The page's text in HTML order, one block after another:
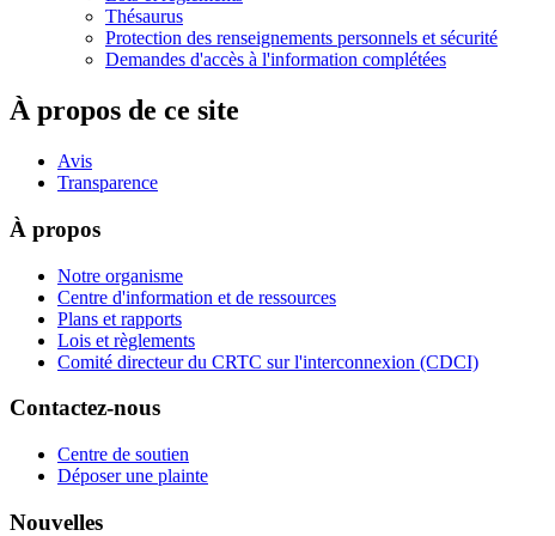
Thésaurus
Protection des renseignements personnels et sécurité
Demandes d'accès à l'information complétées
À propos de ce site
Avis
Transparence
À propos
Notre organisme
Centre d'information et de ressources
Plans et rapports
Lois et règlements
Comité directeur du CRTC sur l'interconnexion (CDCI)
Contactez-nous
Centre de soutien
Déposer une plainte
Nouvelles